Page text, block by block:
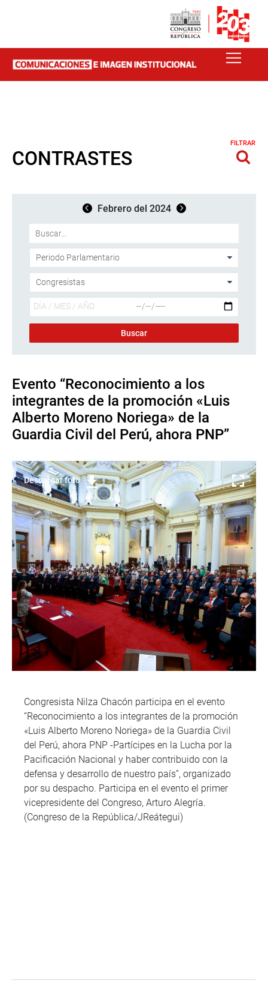
CONTRASTES
FILTRAR
Febrero del 2024
Evento “Reconocimiento a los
integrantes de la promoción «Luis
Alberto Moreno Noriega» de la
Guardia Civil del Perú, ahora PNP”
Descargar foto
Congresista Nilza Chacón participa en el evento
“Reconocimiento a los integrantes de la promoción
«Luis Alberto Moreno Noriega» de la Guardia Civil
del Perú, ahora PNP -Partícipes en la Lucha por la
Pacificación Nacional y haber contribuido con la
defensa y desarrollo de nuestro país”, organizado
por su despacho. Participa en el evento el primer
vicepresidente del Congreso, Arturo Alegría.
(Congreso de la República/JReátegui)